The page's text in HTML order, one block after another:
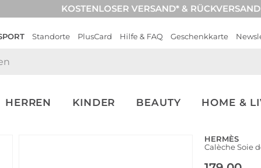
KOSTENLOSER VERSAND* & RÜCKVERSAND
Standorte PlusCard Hilfe & FAQ Geschenkkarte
HERREN KINDER BEAUTY HOME &
HERMÈS
Calèche Soie